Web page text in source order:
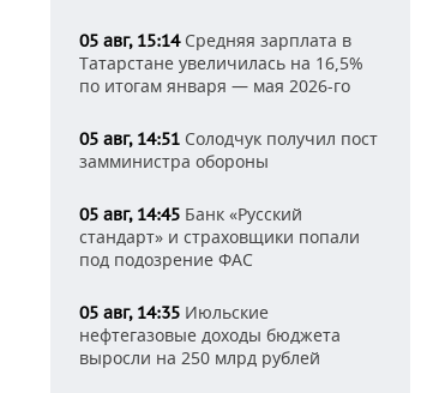
05 авг, 15:14Средняя зарплата в
Татарстане увеличилась на 16,5%
по итогам января — мая 2026-го
05 авг, 14:51 Солодчук получил пост
замминистра обороны
05 авг, 14:45 Банк «Русский
стандарт» и страховщики попали
под подозрение ФАС
05 авг, 14:35 Июльские
нефтегазовые доходы бюджета
выросли на 250 млрд рублей